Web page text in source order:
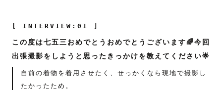
[ INTERVIEW:01 ]
この度は七五三おめでとうおめでとうございます🌈今回
出張撮影をしようと思ったきっかけを教えてください🌟
自前の着物を着用させたく、せっかくなら現地で撮影し
たかったため。